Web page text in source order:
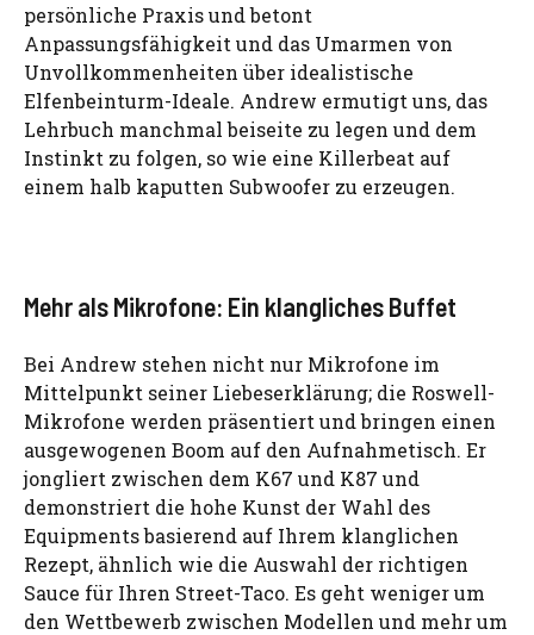
persönliche Praxis und betont
Anpassungsfähigkeit und das Umarmen von
Unvollkommenheiten über idealistische
Elfenbeinturm-Ideale. Andrew ermutigt uns, das
Lehrbuch manchmal beiseite zu legen und dem
Instinkt zu folgen, so wie eine Killerbeat auf
einem halb kaputten Subwoofer zu erzeugen.
Mehr als Mikrofone: Ein klangliches Buffet
Bei Andrew stehen nicht nur Mikrofone im
Mittelpunkt seiner Liebeserklärung; die Roswell-
Mikrofone werden präsentiert und bringen einen
ausgewogenen Boom auf den Aufnahmetisch. Er
jongliert zwischen dem K67 und K87 und
demonstriert die hohe Kunst der Wahl des
Equipments basierend auf Ihrem klanglichen
Rezept, ähnlich wie die Auswahl der richtigen
Sauce für Ihren Street-Taco. Es geht weniger um
den Wettbewerb zwischen Modellen und mehr um